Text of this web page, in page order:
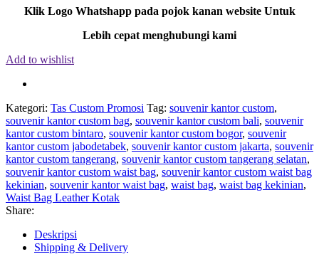
Klik Logo Whatshapp pada pojok kanan website Untuk
Lebih cepat menghubungi kami
Add to wishlist
Kategori: Tas Custom Promosi Tag: souvenir kantor custom,
souvenir kantor custom bag, souvenir kantor custom bali, souvenir
kantor custom bintaro, souvenir kantor custom bogor, souvenir
kantor custom jabodetabek, souvenir kantor custom jakarta, souvenir
kantor custom tangerang, souvenir kantor custom tangerang selatan,
souvenir kantor custom waist bag, souvenir kantor custom waist bag
kekinian, souvenir kantor waist bag, waist bag, waist bag kekinian,
Waist Bag Leather Kotak
Share:
Deskripsi
Shipping & Delivery